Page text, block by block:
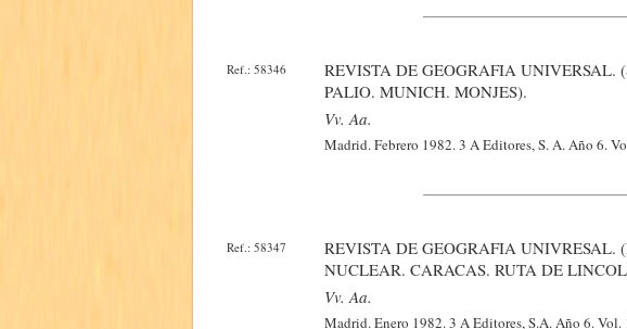
Ref.: 58346
REVISTA DE GEOGRAFIA UNIVERSAL.
PALIO. MUNICH. MONJES).
Vv. Aa.
Madrid. Febrero 1982. 3 A Editores, S. A. Año 6.
Ref.: 58347
REVISTA DE GEOGRAFIA UNIVRESAL.
NUCLEAR. CARACAS. RUTA DE
Vv. Aa.
Madrid. Enero 1982. 3 A Editores, S.A. Año 6.